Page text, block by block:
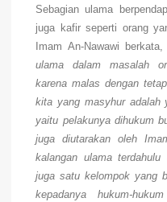
Sebagian ulama
juga kafir seperti orang
Imam An-Nawawi berkata,
ulama dalam masalah
karena malas dengan
kita yang masyhur adalah
yaitu pelakunya dihukum
juga diutarakan oleh
kalangan ulama
juga satu kelompok yang
kepadanya hukum-